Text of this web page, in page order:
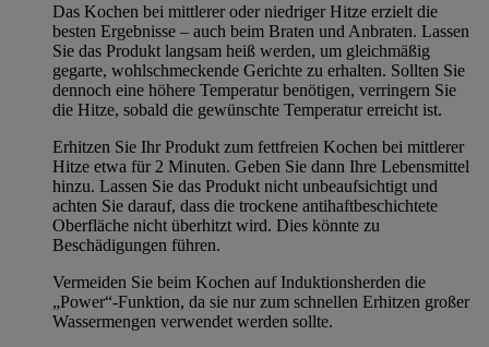
Das Kochen bei mittlerer oder niedriger Hitze erzielt die
besten Ergebnisse – auch beim Braten und Anbraten. Lassen
Sie das Produkt langsam heiß werden, um gleichmäßig
gegarte, wohlschmeckende Gerichte zu erhalten. Sollten Sie
dennoch eine höhere Temperatur benötigen, verringern Sie
die Hitze, sobald die gewünschte Temperatur erreicht ist.
Erhitzen Sie Ihr Produkt zum fettfreien Kochen bei mittlerer
Hitze etwa für 2 Minuten. Geben Sie dann Ihre Lebensmittel
hinzu. Lassen Sie das Produkt nicht unbeaufsichtigt und
achten Sie darauf, dass die trockene antihaftbeschichtete
Oberfläche nicht überhitzt wird. Dies könnte zu
Beschädigungen führen.
Vermeiden Sie beim Kochen auf Induktionsherden die
„Power“-Funktion, da sie nur zum schnellen Erhitzen großer
Wassermengen verwendet werden sollte.